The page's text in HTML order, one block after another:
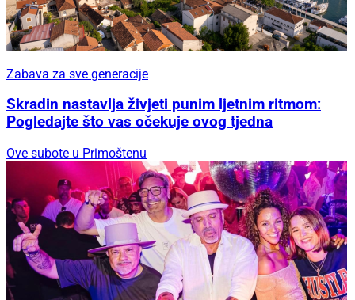
Zabava za sve generacije
Skradin nastavlja živjeti punim ljetnim ritmom:
Pogledajte što vas očekuje ovog tjedna
Ove subote u Primoštenu